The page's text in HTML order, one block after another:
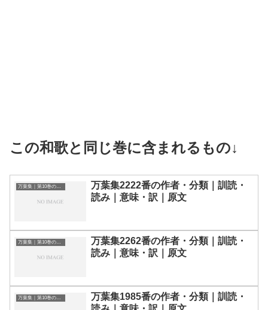
この和歌と同じ巻に含まれるもの↓
万葉集｜第10巻の和歌一覧
万葉集2222番の作者・分類｜訓読・
読み｜意味・訳｜原文
万葉集｜第10巻の和歌一覧
万葉集2262番の作者・分類｜訓読・
読み｜意味・訳｜原文
万葉集｜第10巻の和歌一覧
万葉集1985番の作者・分類｜訓読・